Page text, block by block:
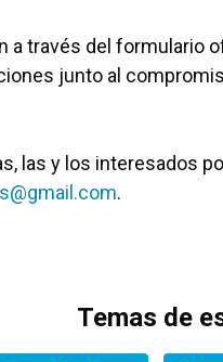
a través del formulario
junto al
las y los interesados
.
Temas de